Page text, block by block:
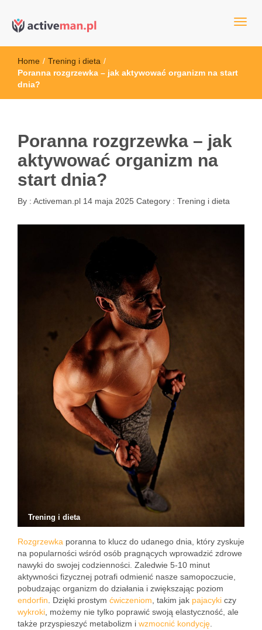
active man – sprzęt sportowy
sportowym
Home / Trening i dieta /
Poranna rozgrzewka – jak aktywować organizm na start
dnia?
Poranna rozgrzewka – jak
aktywować organizm na
start dnia?
By : Activeman.pl 14 maja 2025 Category : Trening i dieta
Trening i dieta
Rozgrzewka poranna to klucz do udanego dnia, który zyskuje
na popularności wśród osób pragnących wprowadzić zdrowe
nawyki do swojej codzienności. Zaledwie 5-10 minut
aktywności fizycznej potrafi odmienić nasze samopoczucie,
pobudzając organizm do działania i zwiększając poziom
endorfin . Dzięki prostym ćwiczeniom , takim jak pajacyki czy
wykroki , możemy nie tylko poprawić swoją elastyczność, ale
także przyspieszyć metabolizm i wzmocnić kondycję